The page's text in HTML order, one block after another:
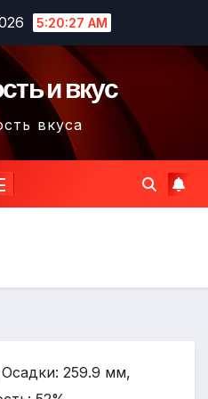
5:20:28 AM
и вкус
вкуса
Осадки: 259.9 мм,